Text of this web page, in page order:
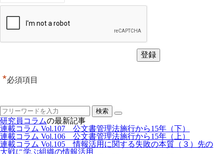
*必須項目
研究員コラムの最新記事
連載コラム Vol.107 公文書管理法施行から15年（下）
連載コラム Vol.106 公文書管理法施行から15年（上）
連載コラム Vol.105 情報活用に関する失敗の本質（３）先の
大戦に学ぶ組織の情報活用